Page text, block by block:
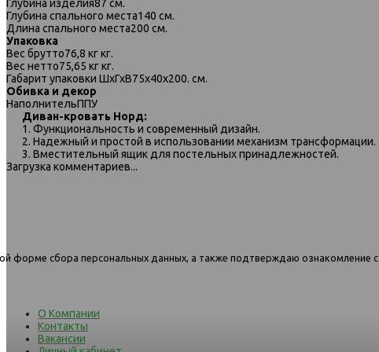
542 диван-кровать 2ек-1пф 194
сер
542 диван-кровать 2ек-1пф 627
Глубина изделия87 см.
Глубина спального места140 см.
Длина спального места200 см.
Упаковка
Вес брутто76,8 кг кг.
Вес нетто75,65 кг кг.
Габарит упаковки ШхГхВ75х40х200. см.
Обивка и декор
НаполнительППУ
Диван-кровать Норд:
1. Функциональность и современный дизайн.
2. Надежный и простой в использовании механизм трансформации.
3. Вместительный ящик для постельных принадлежностей.
Загрузка комментариев...
форме сбора персональных данных, а также подтверждаю ознакомление с
О Компании
Контакты
Вакансии